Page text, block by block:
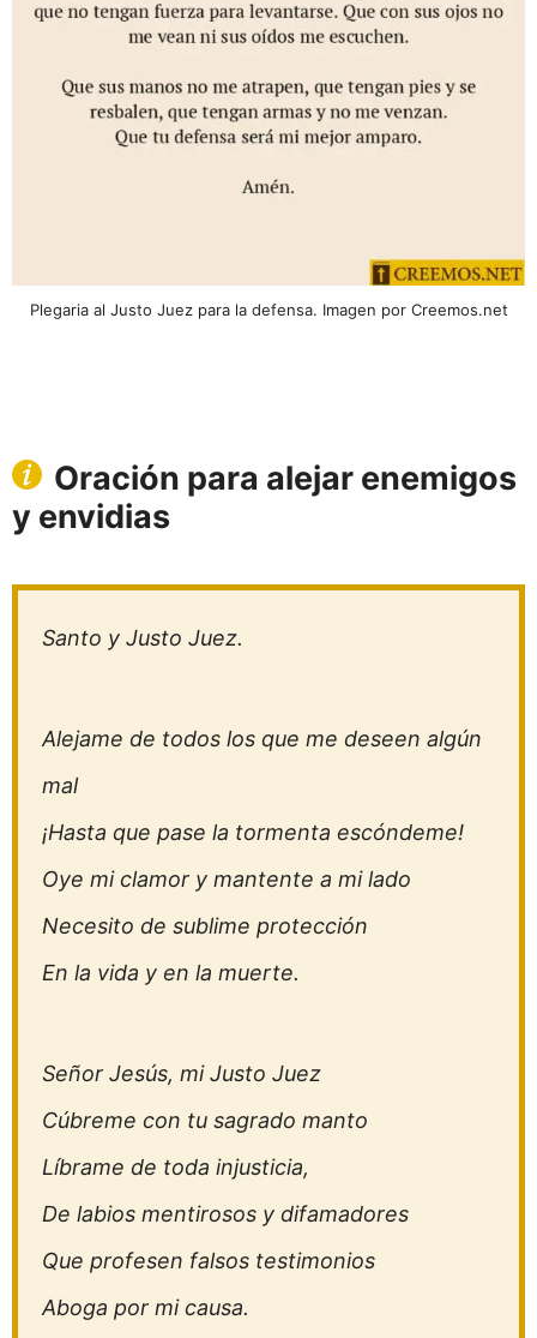
Plegaria al Justo Juez para la defensa. Imagen por Creemos.net
Oración para alejar enemigos
y envidias
Santo y Justo Juez.
Alejame de todos los que me deseen algún
mal
¡Hasta que pase la tormenta escóndeme!
Oye mi clamor y mantente a mi lado
Necesito de sublime protección
En la vida y en la muerte.
Señor Jesús, mi Justo Juez
Cúbreme con tu sagrado manto
Líbrame de toda injusticia,
De labios mentirosos y difamadores
Que profesen falsos testimonios
Aboga por mi causa.